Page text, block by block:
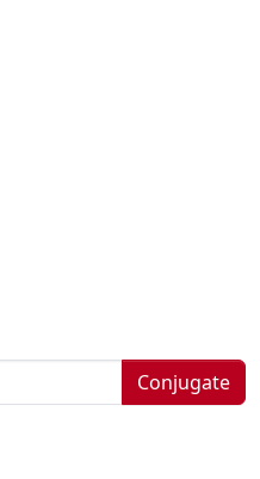
Conjugate